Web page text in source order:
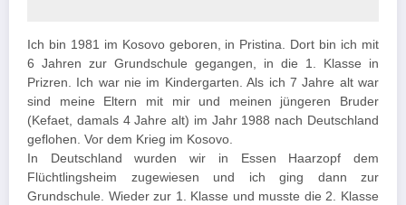
Ich bin 1981 im Kosovo geboren, in Pristina. Dort bin ich mit
6 Jahren zur Grundschule gegangen, in die 1. Klasse in
Prizren. Ich war nie im Kindergarten. Als ich 7 Jahre alt war
sind meine Eltern mit mir und meinen jüngeren Bruder
(Kefaet, damals 4 Jahre alt) im Jahr 1988 nach Deutschland
geflohen. Vor dem Krieg im Kosovo.
In Deutschland wurden wir in Essen Haarzopf dem
Flüchtlingsheim zugewiesen und ich ging dann zur
Grundschule. Wieder zur 1. Klasse und musste die 2. Klasse